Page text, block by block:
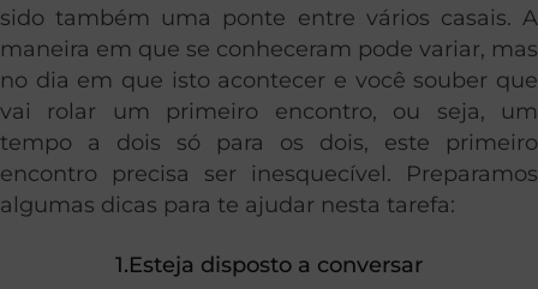
sido também uma ponte entre vários casais. A
maneira em que se conheceram pode variar, mas
no dia em que isto acontecer e você souber que
vai rolar um primeiro encontro, ou seja, um
tempo a dois só para os dois, este primeiro
encontro precisa ser inesquecível. Preparamos
algumas dicas para te ajudar nesta tarefa:
1.Esteja disposto a conversar